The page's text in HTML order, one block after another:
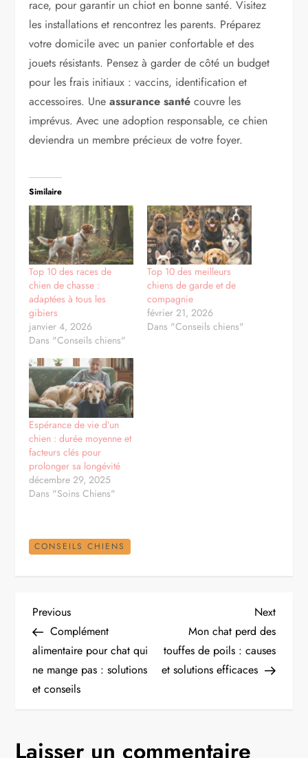
race, pour garantir un chiot en bonne santé. Visitez
les installations et rencontrez les parents. Préparez
votre domicile avec un panier confortable et des
jouets résistants. Pensez à garder de côté un budget
pour les frais initiaux : vaccins, identification et
accessoires. Uneassurance santé couvre les
imprévus. Avec une adoption responsable, ce chien
deviendra un membre précieux de votre foyer.
Similaire
Top 10 des races de
chien de chasse :
adaptées à tous les
gibiers
janvier 4, 2026
Dans "Conseils chiens"
Top 10 des meilleurs
chiens de garde et de
compagnie
février 21, 2026
Dans "Conseils chiens"
Espérance de vie d’un
chien : durée moyenne et
facteurs clés pour
prolonger sa longévité
décembre 29, 2025
Dans "Soins Chiens"
CONSEILS CHIENS
N
a
v
g
Previous
Post
Previous
Complément
alimentaire pour chat qui
ne mange pas : solutions
et conseils
Next
Post
Next
Mon chat perd des
touffes de poils : causes
et solutions efficaces
Laisser un commentaire